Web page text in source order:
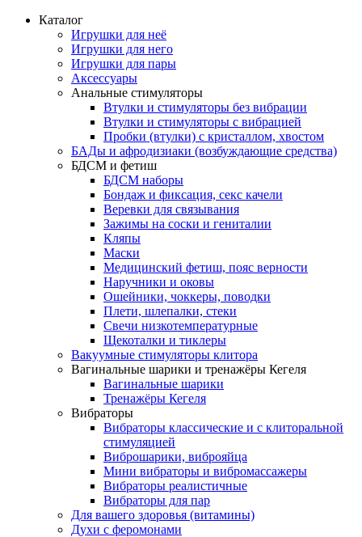
Каталог
Игрушки для неё
Игрушки для него
Игрушки для пары
Аксессуары
Анальные стимуляторы
Втулки и стимуляторы без вибрации
Втулки и стимуляторы с вибрацией
Пробки (втулки) с кристаллом, хвостом
БАДы и афродизиаки (возбуждающие средства)
БДСМ и фетиш
БДСМ наборы
Бондаж и фиксация, секс качели
Веревки для связывания
Зажимы на соски и гениталии
Кляпы
Маски
Медицинский фетиш, пояс верности
Наручники и оковы
Ошейники, чоккеры, поводки
Плети, шлепалки, стеки
Свечи низкотемпературные
Щекоталки и тиклеры
Вакуумные стимуляторы клитора
Вагинальные шарики и тренажёры Кегеля
Вагинальные шарики
Тренажёры Кегеля
Вибраторы
Вибраторы классические и с клиторальной
стимуляцией
Виброшарики, виброяйца
Мини вибраторы и вибромассажеры
Вибраторы реалистичные
Вибраторы для пар
Для вашего здоровья (витамины)
Духи с феромонами